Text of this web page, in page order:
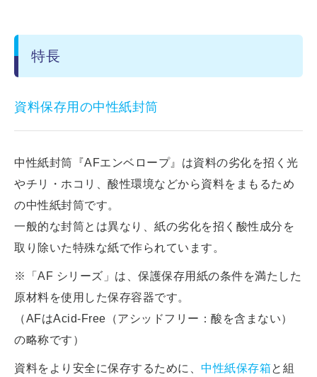
特長
資料保存用の中性紙封筒
中性紙封筒『AFエンベロープ』は資料の劣化を招く光
やチリ・ホコリ、酸性環境などから資料をまもるため
の中性紙封筒です。
一般的な封筒とは異なり、紙の劣化を招く酸性成分を
取り除いた特殊な紙で作られています。
※「AF シリーズ」は、保護保存用紙の条件を満たした
原材料を使用した保存容器です。
（AFはAcid-Free（アシッドフリー：酸を含まない）
の略称です）
資料をより安全に保存するために、 中性紙保存箱と組